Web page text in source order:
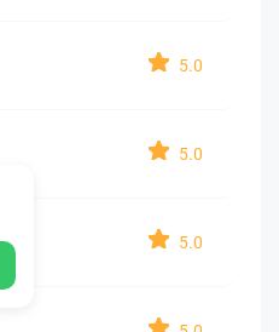
5.0
5.0
5.0